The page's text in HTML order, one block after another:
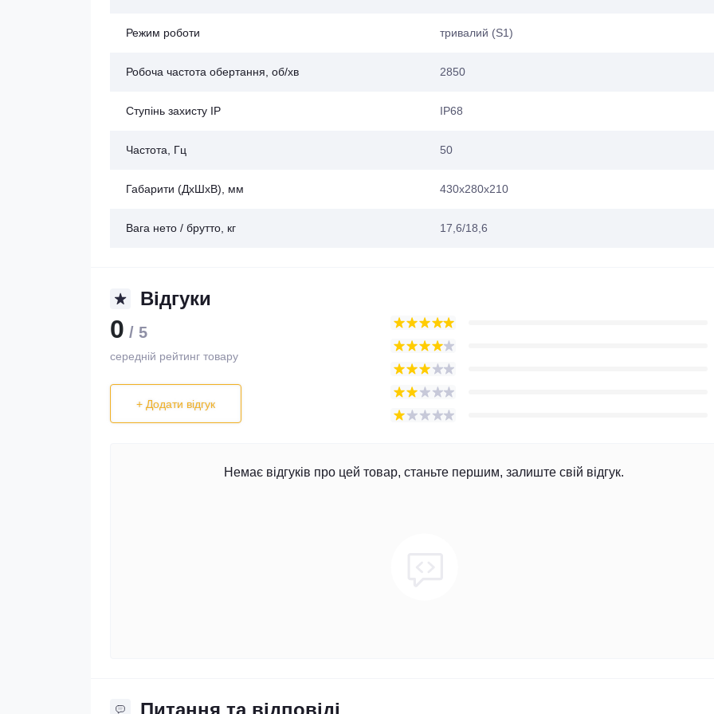
Режим роботи тривалий (S1)
Робоча частота обертання, об/хв 2850
Ступінь захисту IP IP68
Частота, Гц 50
Габарити (ДхШхВ), мм 430х280х210
Вага нето / брутто, кг 17,6/18,6
Відгуки
0 / 5
середній рейтинг товару
+ Додати відгук
Немає відгуків про цей товар, станьте першим, залиште свій відгук.
Питання та відповіді